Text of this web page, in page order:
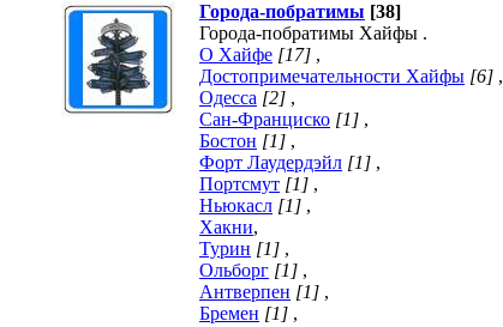
Города-побратимы [38]
Города-побратимы Хайфы .
О Хайфе [17] ,
Достопримечательности Хайфы [6] ,
Одесса [2] ,
Сан-Франциско [1] ,
Бостон [1] ,
Форт Лаудердэйл [1] ,
Портсмут [1] ,
Ньюкасл [1] ,
Хакни,
Турин [1] ,
Ольборг [1] ,
Антверпен [1] ,
Бремен [1] ,